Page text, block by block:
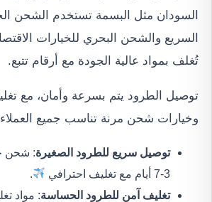
السودان مثل البسمة تستخدم الشحن
السريع والشحن البحري للخيارات
تُغلف بمواد عالية الجودة مع أرقام تتبع.
توصيل الطرود يتم بسرعة وأمان، مع
وخيارات شحن مرنة تناسب جميع
توصيل سريع للطرود الصغيرة: شحن
3-7 أيام مع تغليف احترافي
.
تغليف آمن للطرود الحساسة: مواد